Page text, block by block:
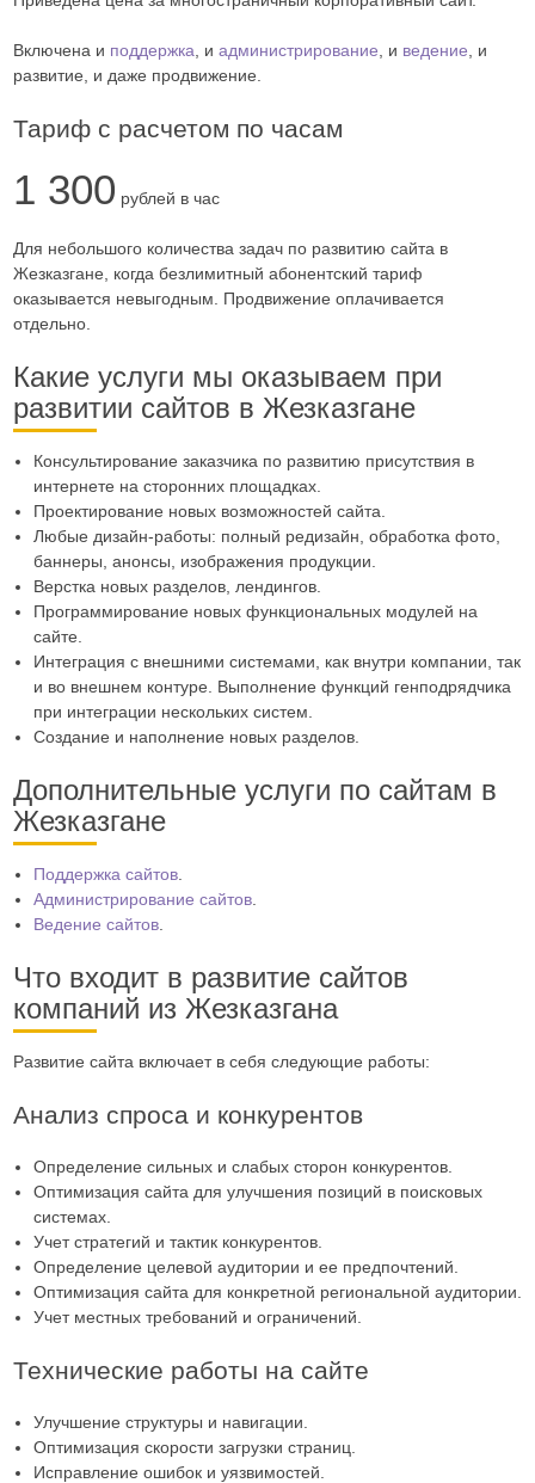
Включена и поддержка , и администрирование , и ведение , и
развитие, и даже продвижение.
Тариф с расчетом по часам
1 300 рублей в час
Для небольшого количества задач по развитию сайта в
Жезказгане, когда безлимитный абонентский тариф
оказывается невыгодным. Продвижение оплачивается
отдельно.
Какие услуги мы оказываем при
развитии сайтов в Жезказгане
Консультирование заказчика по развитию присутствия в
интернете на сторонних площадках.
Проектирование новых возможностей сайта.
Любые дизайн-работы: полный редизайн, обработка фото,
баннеры, анонсы, изображения продукции.
Верстка новых разделов, лендингов.
Программирование новых функциональных модулей на
сайте.
Интеграция с внешними системами, как внутри компании, так
и во внешнем контуре. Выполнение функций генподрядчика
при интеграции нескольких систем.
Создание и наполнение новых разделов.
Дополнительные услуги по сайтам в
Жезказгане
Поддержка сайтов
Администрирование сайтов
Ведение сайтов
Что входит в развитие сайтов
компаний из Жезказгана
Развитие сайта включает в себя следующие работы:
Анализ спроса и конкурентов
Определение сильных и слабых сторон конкурентов.
Оптимизация сайта для улучшения позиций в поисковых
системах.
Учет стратегий и тактик конкурентов.
Определение целевой аудитории и ее предпочтений.
Оптимизация сайта для конкретной региональной аудитории.
Учет местных требований и ограничений.
Технические работы на сайте
Улучшение структуры и навигации.
Оптимизация скорости загрузки страниц.
Исправление ошибок и уязвимостей.